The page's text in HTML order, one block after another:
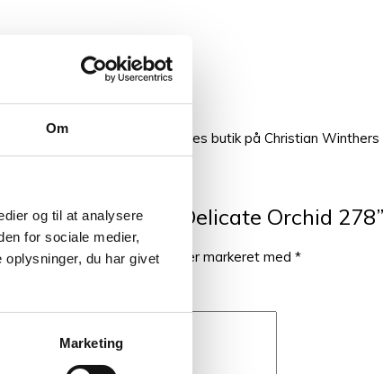
Om
og til at analysere
for sociale medier,
du har givet
Marketing
fingrene, så kom forbi vores butik på Christian Winthers
anmelde “Tilia Delicate Orchid 278”
publiceret. Krævede felter er markeret med *